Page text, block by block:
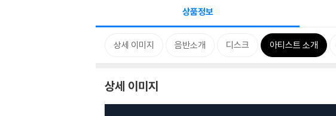
상품정보
상세 이미지 음반소개 디스크 아티스트 소개
상세 이미지